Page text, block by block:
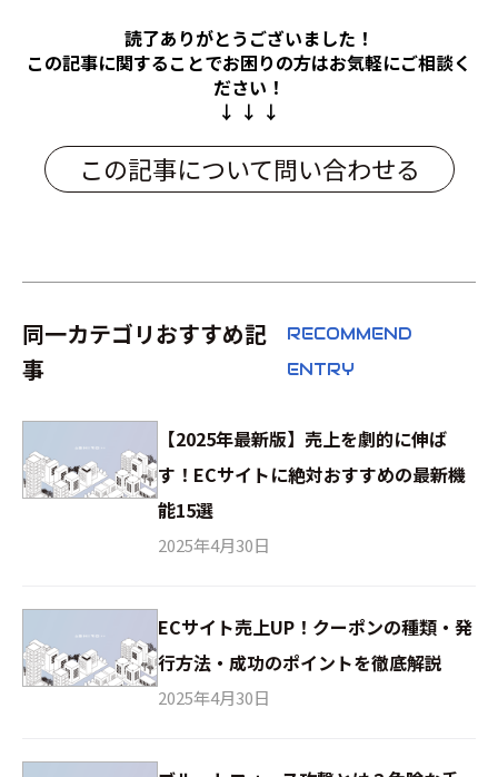
読了ありがとうございました！
この記事に関することでお困りの方はお気軽にご相談く
ださい！
↓ ↓ ↓
この記事について問い合わせる
同一カテゴリおすすめ記
事
RECOMMEND
ENTRY
【2025年最新版】売上を劇的に伸ば
す！ECサイトに絶対おすすめの最新機
能15選
2025年4月30日
ECサイト売上UP！クーポンの種類・発
行方法・成功のポイントを徹底解説
2025年4月30日